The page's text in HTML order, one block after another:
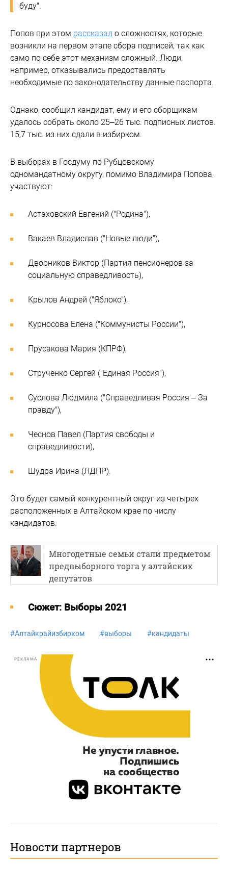
буду".
Попов при этом рассказал о сложностях, которые
возникли на первом этапе сбора подписей, так как
само по себе этот механизм сложный. Люди,
например, отказывались предоставлять
необходимые по законодательству данные паспорта.
Однако, сообщил кандидат, ему и его сборщикам
удалось собрать около 25–26 тыс. подписных листов.
15,7 тыс. из них сдали в избирком.
В выборах в Госдуму по Рубцовскому
одномандатному округу, помимо Владимира Попова,
участвуют:
Астаховский Евгений ("Родина"),
Вакаев Владислав ("Новые люди"),
Дворников Виктор (Партия пенсионеров за
социальную справедливость),
Крылов Андрей ("Яблоко"),
Курносова Елена ("Коммунисты России"),
Прусакова Мария (КПРФ),
Струченко Сергей ("Единая Россия"),
Суслова Людмила ("Справедливая Россия – За
правду"),
Чеснов Павел (Партия свободы и
справедливости),
Шудра Ирина (ЛДПР).
Это будет самый конкурентный округ из четырех
расположенных в Алтайском крае по числу
кандидатов.
Многодетные семьи стали предметом
предвыборного торга у алтайских
депутатов
Cюжет: Выборы 2021
#Алтайкрайизбирком #выборы #кандидаты
РЕКЛАМА
Новости партнеров